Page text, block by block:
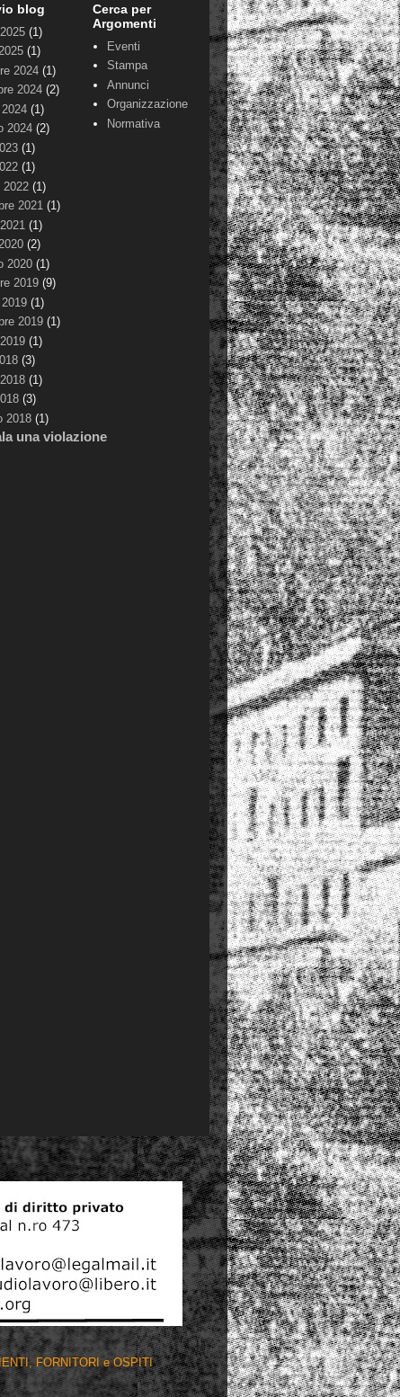
blog
(1)
(1)
2024 (1)
2024 (2)
(1)
2024 (2)
(1)
(1)
2022 (1)
2021 (1)
(1)
(2)
2020 (1)
2019 (9)
(1)
2019 (1)
(1)
(3)
(1)
(3)
2018 (1)
Cerca per
Argomenti
Eventi
Stampa
Annunci
Organizzazione
Normativa
una violazione
FORNITORI e OSPITI